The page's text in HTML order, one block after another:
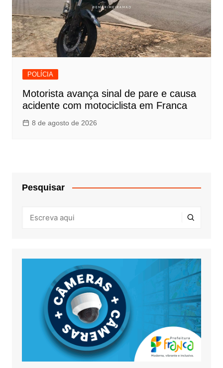
POLÍCIA
Motorista avança sinal de pare e causa
acidente com motociclista em Franca
8 de agosto de 2026
Pesquisar